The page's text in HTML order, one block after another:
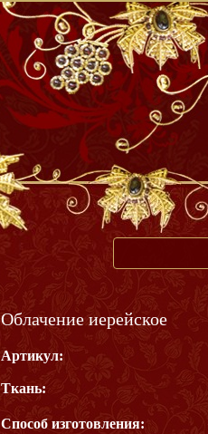
Облачение иерейское
Артикул:
Ткань:
Способ изготовления: